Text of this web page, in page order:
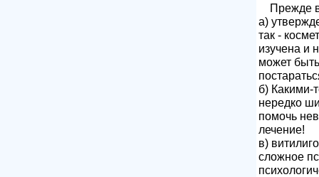
Прежде
а)
так -
изучена и
может
б) Какими-
нередко
помочь
лечение!
в)
сложное